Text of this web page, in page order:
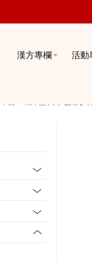
漢方專欄 活動